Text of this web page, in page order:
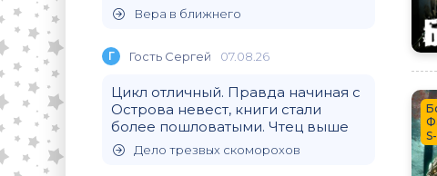
Вера в ближнего
Г Гость Сергей 07.08.26
Цикл отличный. Правда начиная с
Острова невест, книги стали
более пошловатыми. Чтец выше
Дело трезвых скоморохов